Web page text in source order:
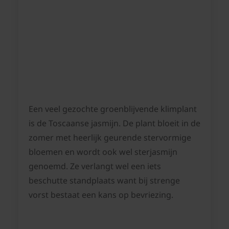
Een veel gezochte groenblijvende klimplant
is de Toscaanse jasmijn. De plant bloeit in de
zomer met heerlijk geurende stervormige
bloemen en wordt ook wel sterjasmijn
genoemd. Ze verlangt wel een iets
beschutte standplaats want bij strenge
vorst bestaat een kans op bevriezing.